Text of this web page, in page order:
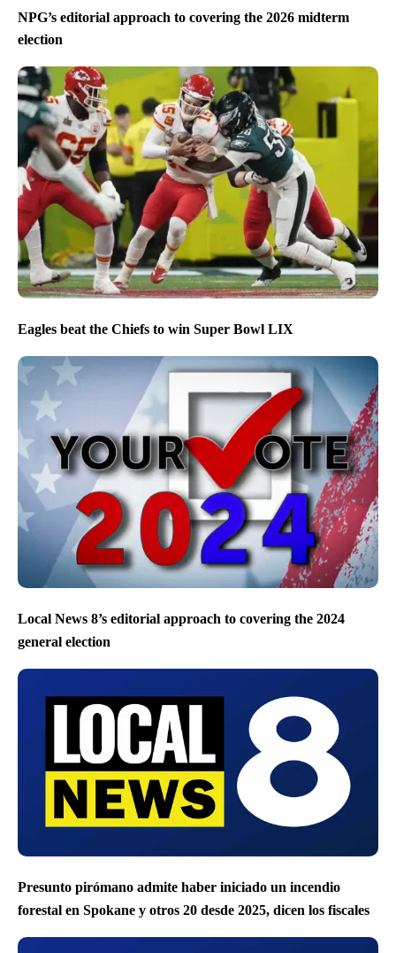
NPG’s editorial approach to covering the 2026 midterm
election
Eagles beat the Chiefs to win Super Bowl LIX
Local News 8’s editorial approach to covering the 2024
general election
Presunto pirómano admite haber iniciado un incendio
forestal en Spokane y otros 20 desde 2025, dicen los fiscales